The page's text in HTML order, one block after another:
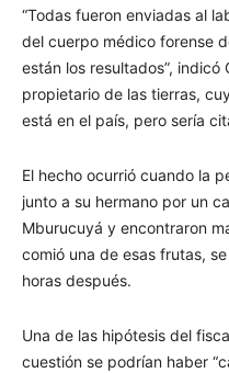
“Todas fueron enviadas al
del cuerpo médico forense
están los resultados”,
propietario de las tierras,
está en el país, pero sería
El hecho ocurrió cuando la
junto a su hermano por un
Mburucuyá y encontraron
comió una de esas frutas,
horas después.
Una de las hipótesis del
cuestión se podrían haber